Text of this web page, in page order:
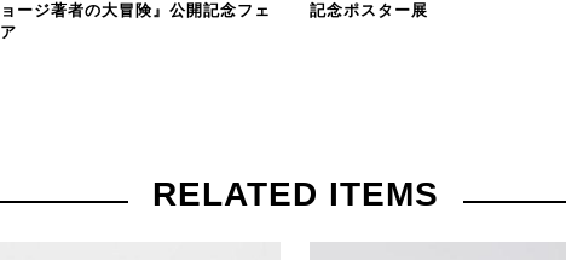
ョージ著者の大冒険』公開記念フェ
ア
記念ポスター展
RELATED ITEMS